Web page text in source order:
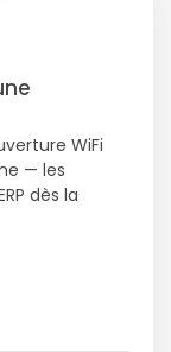
WiFi
— les
dès la